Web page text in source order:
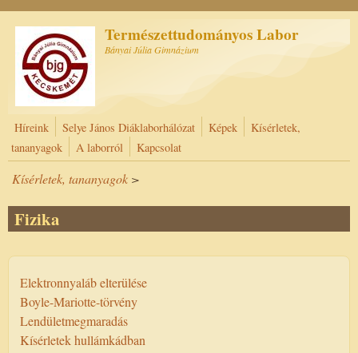
Természettudományos Labor
Bányai Júlia Gimnázium
Híreink Selye János Diáklaborhálózat Képek
Kísérletek,
tananyagok
A laborról Kapcsolat
Kísérletek, tananyagok >
Fizika
Elektronnyaláb elterülése
Boyle-Mariotte-törvény
Lendületmegmaradás
Kísérletek hullámkádban